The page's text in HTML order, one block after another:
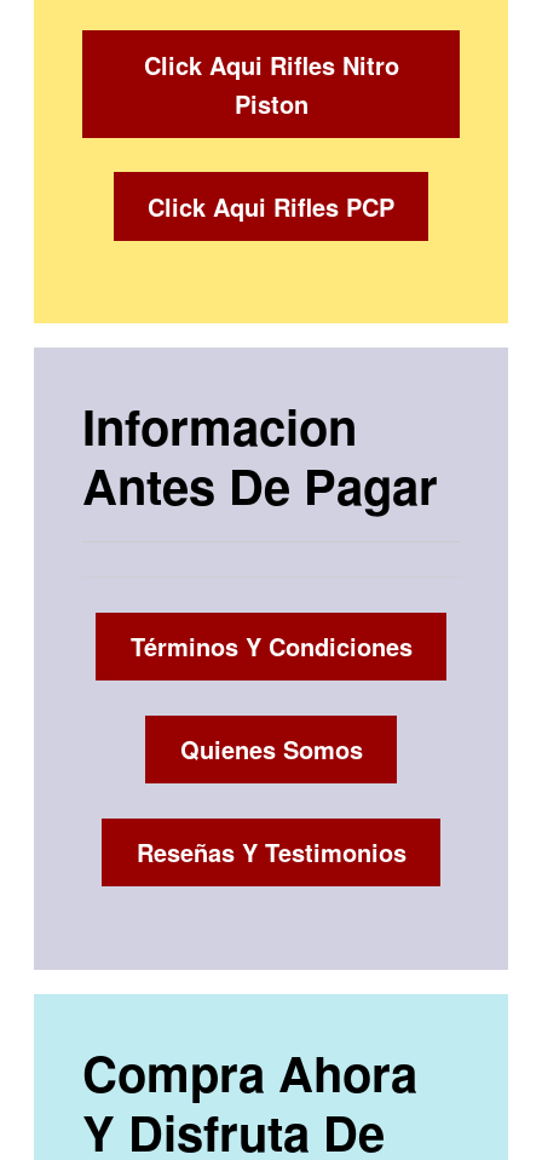
Click Aqui Rifles Nitro
Piston
Click Aqui Rifles PCP
Informacion
Antes De Pagar
Términos Y Condiciones
Quienes Somos
Reseñas Y Testimonios
Compra Ahora
Y Disfruta De